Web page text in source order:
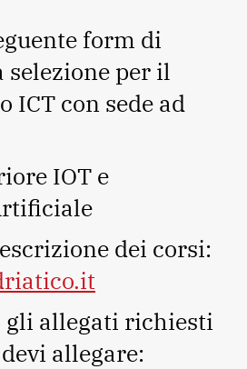
form di
per il
ICT con sede ad
IOT e
dei corsi:
allegati richiesti
allegare: